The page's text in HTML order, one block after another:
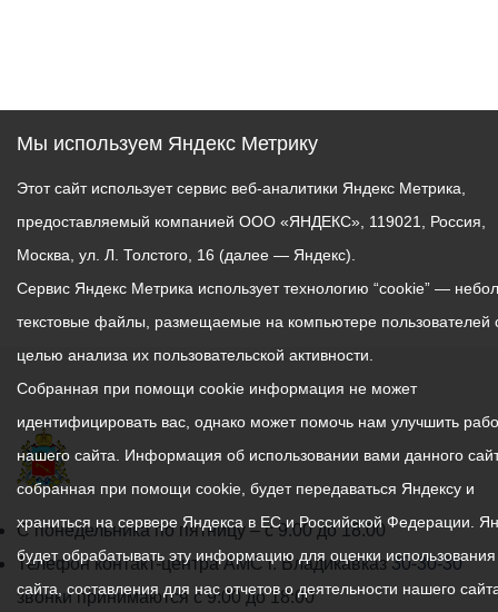
График
работы
администрации
С понедельника по пятницу – с 9.00 до 18.00
Телефон контакт-центра АМС г. Владикавказ30-30-30
звонки принимаются с 9:00 до 18:00
Мы используем Яндекс Метрику
Этот сайт использует сервис веб-аналитики Яндекс Метрика,
предоставляемый компанией ООО «ЯНДЕКС», 119021, Россия,
Москва, ул. Л. Толстого, 16 (далее — Яндекс).
Сервис Яндекс Метрика использует технологию “cookie” —
текстовые файлы, размещаемые на компьютере пользователей
целью анализа их пользовательской активности.
Собранная при помощи cookie информация не может
идентифицировать вас, однако может помочь нам улучшить
нашего сайта. Информация об использовании вами данного
собранная при помощи cookie, будет передаваться Яндексу и
храниться на сервере Яндекса в ЕС и Российской Федерации.
будет обрабатывать эту информацию для оценки
сайта, составления для нас отчетов о деятельности нашего